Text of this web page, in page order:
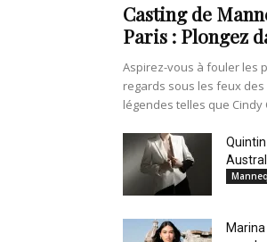
Casting de
Paris : Plongez
Aspirez-vous à fouler les
regards sous les feux
légendes telles que Cindy